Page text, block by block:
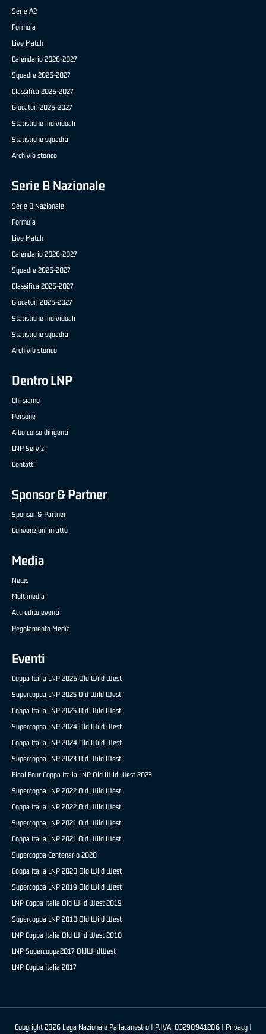
Serie A2
Formula
Live Match
Calendario 2026-2027
Squadre 2026-2027
Classifica 2026-2027
Giocatori 2026-2027
Statistiche individuali
Statistiche squadra
Archivio storico
Serie B Nazionale
Serie B Nazionale
Formula
Live Match
Calendario 2026-2027
Squadre 2026-2027
Classifica 2026-2027
Giocatori 2026-2027
Statistiche individuali
Statistiche squadra
Archivio storico
Dentro LNP
Chi siamo
Persone
Albo corso dirigenti
LNP Servizi
Contatti
Sponsor & Partner
Sponsor & Partner
Convenzioni in atto
Media
News
Multimedia
Accredito eventi
Regolamento Media
Eventi
Coppa Italia LNP 2026 Old Wild West
Supercoppa LNP 2025 Old Wild West
Coppa Italia LNP 2025 Old Wild West
Supercoppa LNP 2024 Old Wild West
Coppa Italia LNP 2024 Old Wild West
Supercoppa LNP 2023 Old Wild West
Final Four Coppa Italia LNP Old Wild West 2023
Supercoppa LNP 2022 Old Wild West
Coppa Italia LNP 2022 Old Wild West
Supercoppa LNP 2021 Old Wild West
Coppa Italia LNP 2021 Old Wild West
Supercoppa Centenario 2020
Coppa Italia LNP 2020 Old Wild West
Supercoppa LNP 2019 Old Wild West
LNP Coppa Italia Old Wild West 2019
Supercoppa LNP 2018 Old Wild West
LNP Coppa Italia Old Wild West 2018
LNP Supercoppa2017 OldWildWest
LNP Coppa Italia 2017
Copyright 2026 Lega Nazionale Pallacanestro | P.IVA: 03290941206 | Privacy|